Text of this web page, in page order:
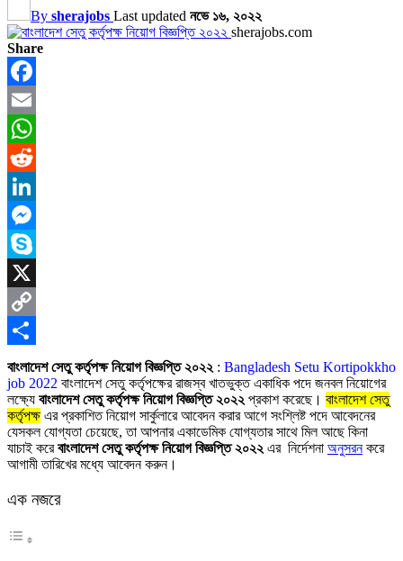
By sherajobs Last updated নভে ১৬, ২০২২
sherajobs.com
Share
Facebook
Email
WhatsApp
Reddit
LinkedIn
Messenger
Skype
X
Copy
Link
Share
বাংলাদেশ সেতু কর্তৃপক্ষ নিয়োগ বিজ্ঞপ্তি ২০২২ : Bangladesh Setu Kortipokkho
job 2022 বাংলাদেশ সেতু কর্তৃপক্ষের রাজস্ব খাতভুক্ত একাধিক পদে জনবলনিয়োগের
লক্ষ্যে বাংলাদেশ সেতু কর্তৃপক্ষ নিয়োগ বিজ্ঞপ্তি ২০২২ প্রকাশ করেছে। বাংলাদেশ সেতু
কর্তৃপক্ষএর প্রকাশিত নিয়োগ সার্কুলারে আবেদন করার আগে সংশ্লিষ্ট পদে আবেদনের
যেসকল যোগ্যতা চেয়েছে, তা আপনার একাডেমিক যোগ্যতার সাথে মিল আছে কিনা
যাচাই করেবাংলাদেশ সেতু কর্তৃপক্ষ নিয়োগ বিজ্ঞপ্তি ২০২২ এর নির্দেশনা অনুসরনকরে
আগামী তারিখের মধ্যে আবেদন করুন।
এক নজরে